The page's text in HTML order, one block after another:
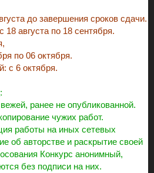
до завершения сроков сдачи.
августа по 18 сентября.
по 06 октября.
с 6 октября.
:
ранее не опубликованной.
чужих работ.
работы на иных сетевых
об авторстве и раскрытие своей
Конкурс анонимный,
без подписи на них.